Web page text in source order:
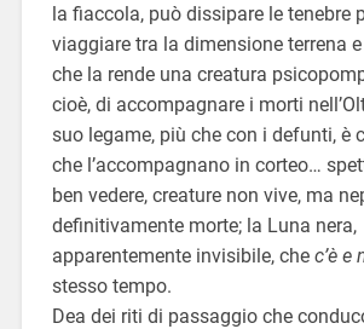
la fiaccola, può dissipare le tenebre
viaggiare tra la dimensione terrena e
che la rende una creatura
cioè, di accompagnare i morti
suo legame, più che con i defunti, è
che l’accompagnano in corteo…
ben vedere, creature non vive, ma
definitivamente morte; la Luna nera,
apparentemente invisibile, che c’è e
stesso tempo.
Dea dei riti di passaggio che